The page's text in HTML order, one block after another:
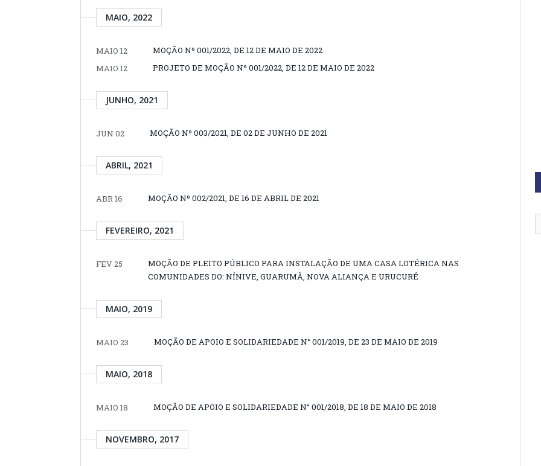
MAIO, 2022
MAIO 12
MOÇÃO Nº 001/2022, DE 12 DE MAIO DE 2022
MAIO 12
PROJETO DE MOÇÃO Nº 001/2022, DE 12 DE MAIO DE 2022
JUNHO, 2021
JUN 02 MOÇÃO Nº 003/2021, DE 02 DE JUNHO DE 2021
ABRIL, 2021
ABR 16 MOÇÃO Nº 002/2021, DE 16 DE ABRIL DE 2021
FEVEREIRO, 2021
FEV 25
MOÇÃO DE PLEITO PÚBLICO PARA INSTALAÇÃO DE UMA CASA LOTÉRICA NAS
COMUNIDADES DO: NÍNIVE, GUARUMÃ, NOVA ALIANÇA E URUCURÉ
MAIO, 2019
MAIO 23 MOÇÃO DE APOIO E SOLIDARIEDADE N° 001/2019, DE 23 DE MAIO DE 2019
MAIO, 2018
MAIO 18 MOÇÃO DE APOIO E SOLIDARIEDADE N° 001/2018, DE 18 DE MAIO DE 2018
NOVEMBRO, 2017